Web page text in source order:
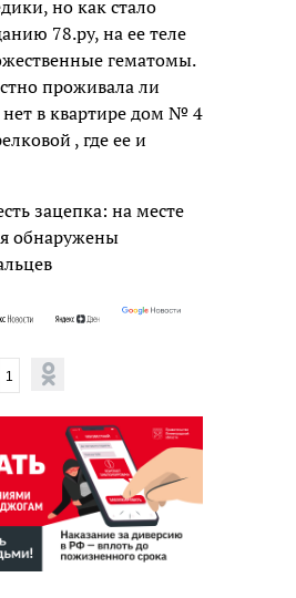
но как стало
78.ру, на ее теле
гематомы.
проживала ли
в квартире дом № 4
, где ее и
зацепка: на месте
обнаружены
1